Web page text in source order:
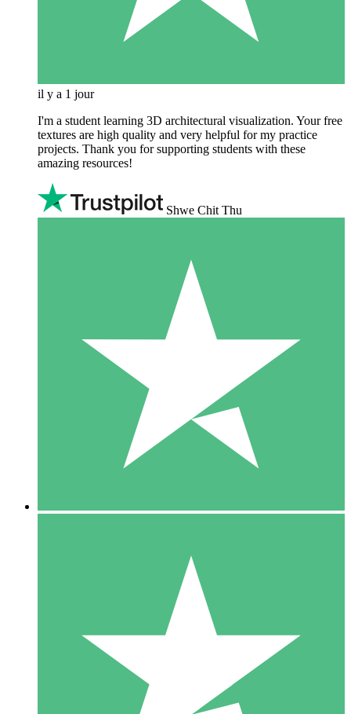
il y a 1 jour
I'm a student learning 3D architectural visualization. Your free
textures are high quality and very helpful for my practice
projects. Thank you for supporting students with these
amazing resources!
Shwe Chit Thu